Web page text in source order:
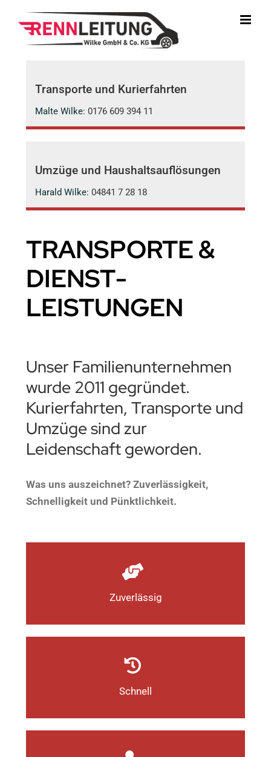
Inhalt
springen
Transporte und Kurierfahrten
Malte Wilke: 0176 609 394 11
Umzüge und Haushaltsauflösungen
Harald Wilke: 04841 7 28 18
TRANSPORTE &
DIENST­
LEISTUNGEN
Unser Familienunternehmen
wurde 2011 gegründet.
Kurierfahrten, Transporte und
Umzüge sind zur
Leidenschaft geworden.
Was uns auszeichnet? Zuverlässigkeit,
Schnelligkeit und Pünktlichkeit.
Zuverlässig
Schnell